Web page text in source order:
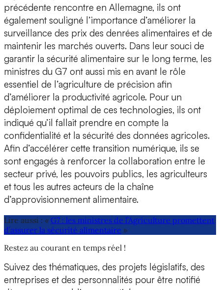
précédente rencontre en Allemagne, ils ont
également souligné l’importance d’améliorer la
surveillance des prix des denrées alimentaires et de
maintenir les marchés ouverts. Dans leur souci de
garantir la sécurité alimentaire sur le long terme, les
ministres du G7 ont aussi mis en avant le rôle
essentiel de l’agriculture de précision afin
d’améliorer la productivité agricole. Pour un
déploiement optimal de ces technologies, ils ont
indiqué qu’il fallait prendre en compte la
confidentialité et la sécurité des données agricoles.
Afin d’accélérer cette transition numérique, ils se
sont engagés à renforcer la collaboration entre le
secteur privé, les pouvoirs publics, les agriculteurs
et tous les autres acteurs de la chaîne
d’approvisionnement alimentaire.
Lire aussi : « G7 : les ministres de l’Agriculture promettent
d’assurer la sécurité alimentaire »
Restez au courant en temps réel !
Suivez des thématiques, des projets législatifs, des
entreprises et des personnalités pour être notifié